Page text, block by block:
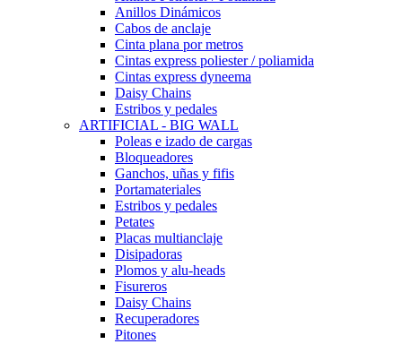
Anillos Dinámicos
Cabos de anclaje
Cinta plana por metros
Cintas express poliester / poliamida
Cintas express dyneema
Daisy Chains
Estribos y pedales
ARTIFICIAL - BIG WALL
Poleas e izado de cargas
Bloqueadores
Ganchos, uñas y fifis
Portamateriales
Estribos y pedales
Petates
Placas multianclaje
Disipadoras
Plomos y alu-heads
Fisureros
Daisy Chains
Recuperadores
Pitones